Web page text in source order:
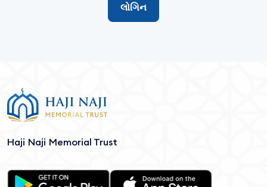
લોગિન
Haji Naji Memorial Trust